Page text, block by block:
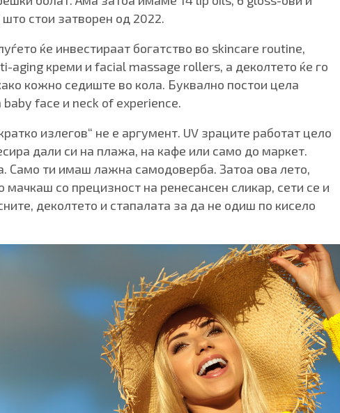
стои затворен од 2022.
ќе инвестираат богатство во skincare routine,
aging креми и facial massage rollers, а деколтето ќе го
кожно седиште во кола. Буквално постои цела
baby face и neck of experience.
излегов“ не е аргумент. UV зраците работат цело
дали си на плажа, на кафе или само до маркет.
Само ти имаш лажна самодоверба. Затоа ова лето,
мачкаш со прецизност на ренесансен сликар, сети се и
деколтето и стапалата за да не одиш по кисело